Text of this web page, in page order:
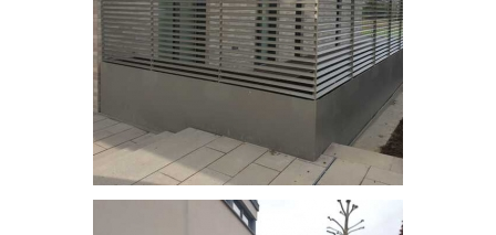
Brise vue